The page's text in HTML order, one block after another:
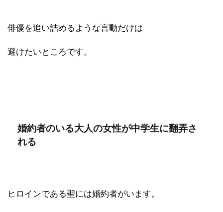
俳優を追い詰めるような言動だけは
避けたいところです。
婚約者のいる大人の女性が中学生に翻弄さ
れる
ヒロインである聖には婚約者がいます。